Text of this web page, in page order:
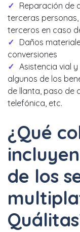
Reparación de
terceras
terceros en caso
Daños
conversiones
Asistencia vial
algunos de los
de llanta, paso de
telefónica, etc.
¿Qué
de los